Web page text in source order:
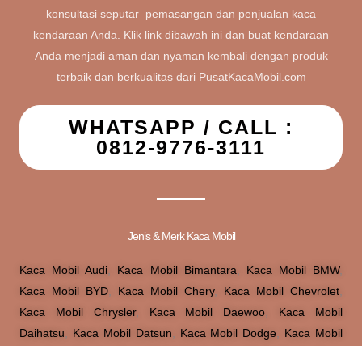
konsultasi seputar pemasangan dan penjualan kaca
kendaraan Anda. Klik link dibawah ini dan buat kendaraan
Anda menjadi aman dan nyaman kembali dengan produk
terbaik dan berkualitas dari PusatKacaMobil.com
WHATSAPP / CALL :
0812-9776-3111
Jenis & Merk Kaca Mobil
Kaca Mobil Audi Kaca Mobil Bimantara Kaca Mobil BMW,
Kaca Mobil BYD
Kaca Mobil Chery, Kaca Mobil Chevrolet
Kaca Mobil Chrysler, Kaca Mobil Daewoo
Kaca Mobil
Daihatsu
Kaca Mobil Datsun Kaca Mobil Dodge
Kaca Mobil